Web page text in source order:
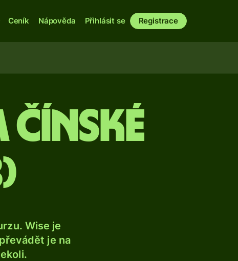
Ceník Nápověda Přihlásit se Registrace
čínské
Wise je
je na